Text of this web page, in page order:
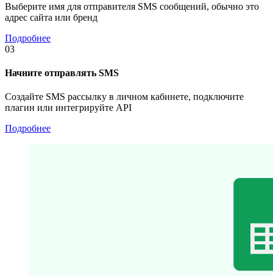
Выберите имя для отправителя SMS сообщений, обычно это
адрес сайта или бренд
Подробнее
03
Начните отправлять SMS
Создайте SMS рассылку в личном кабинете, подключите
плагин или интегрируйте API
Подробнее